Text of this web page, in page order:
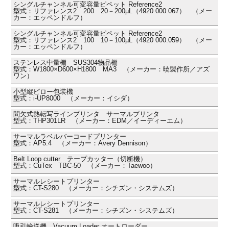
シングルチャンネル可変容量ピペット Reference2
型式：リファレンス2 200 20－200µL（4920 000.067） （メー
カー：エッペンドルフ）
シングルチャンネル可変容量ピペット Reference2
型式：リファレンス2 100 10－100µL（4920 000.059） （メー
カー：エッペンドルフ）
ステンレス中量棚 SUS304物品棚
型式：W1800×D600×H1800 MA3 （メーカー：暁製作所／アズ
ワン）
小型縦ピロー包装機
型式：i-UP8000 （メーカー：イシダ）
間欠式熱転写ラインプリンタ サーマルプリンタ
型式：THP301LR （メーカー：EDM／イーディーエム）
サーマルラベルバーコードプリンター
型式：AP5.4 （メーカー：Avery Dennison）
Belt Loop cutter テープカッター（切断機）
型式：CuTex TBC-50 （メーカー：Taewoo）
サーマルレシートプリンター
型式：CT-S280 （メーカー：シチズン・システムズ）
サーマルレシートプリンター
型式：CT-S281 （メーカー：シチズン・システムズ）